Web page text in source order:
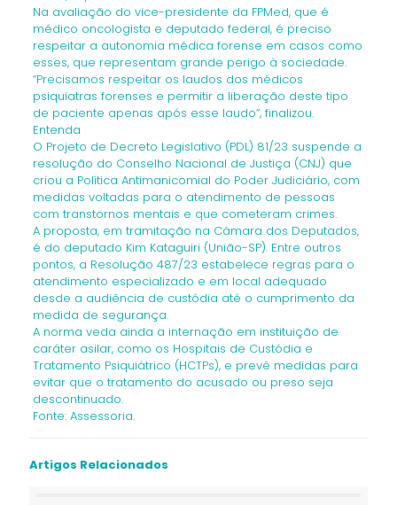
Na avaliação do vice-presidente da FPMed, que é
médico oncologista e deputado federal, é preciso
respeitar a autonomia médica forense em casos como
esses, que representam grande perigo à sociedade.
“Precisamos respeitar os laudos dos médicos
psiquiatras forenses e permitir a liberação deste tipo
de paciente apenas após esse laudo”, finalizou.
Entenda
O Projeto de Decreto Legislativo (PDL) 81/23 suspende a
resolução do Conselho Nacional de Justiça (CNJ) que
criou a Política Antimanicomial do Poder Judiciário, com
medidas voltadas para o atendimento de pessoas
com transtornos mentais e que cometeram crimes.
A proposta, em tramitação na Câmara dos Deputados,
é do deputado Kim Kataguiri (União-SP). Entre outros
pontos, a Resolução 487/23 estabelece regras para o
atendimento especializado e em local adequado
desde a audiência de custódia até o cumprimento da
medida de segurança.
A norma veda ainda a internação em instituição de
caráter asilar, como os Hospitais de Custódia e
Tratamento Psiquiátrico (HCTPs), e prevê medidas para
evitar que o tratamento do acusado ou preso seja
descontinuado.
Fonte: Assessoria.
Artigos Relacionados